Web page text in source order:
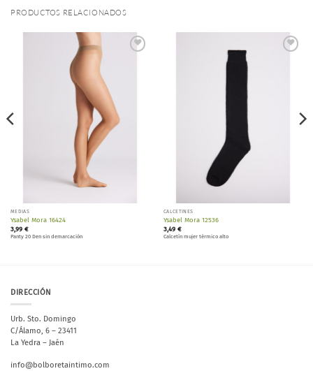
PRODUCTOS RELACIONADOS
MEDIAS
Ysabel Mora 16424
3,99 €
Panty 20 Den sin demarcación
CALCETINES
Ysabel Mora 12536
3,49 €
Calcetín mujer térmico alto
DIRECCIÓN
Urb. Sto. Domingo
C/Álamo, 6 – 23411
La Yedra – Jaén
info@bolboretaintimo.com